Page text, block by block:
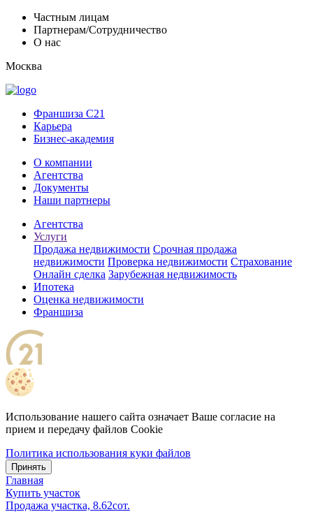
Частным лицам
Партнерам/Сотрудничество
О нас
Москва
Франшиза C21
Карьера
Бизнес-академия
О компании
Агентства
Документы
Наши партнеры
Агентства
Услуги
Продажа недвижимости Срочная продажа
недвижимости Проверка недвижимости Страхование
Онлайн сделка Зарубежная недвижимость
Ипотека
Оценка недвижимости
Франшиза
Использование нашего сайта означает Ваше согласие на
прием и передачу файлов Cookie
Политика использования куки файлов
Принять
Главная
Купить участок
Продажа участка, 8.62сот.